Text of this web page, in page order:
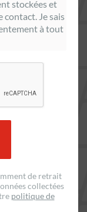
stockées et
contact. Je sais
à tout
de retrait
collectées
politique de